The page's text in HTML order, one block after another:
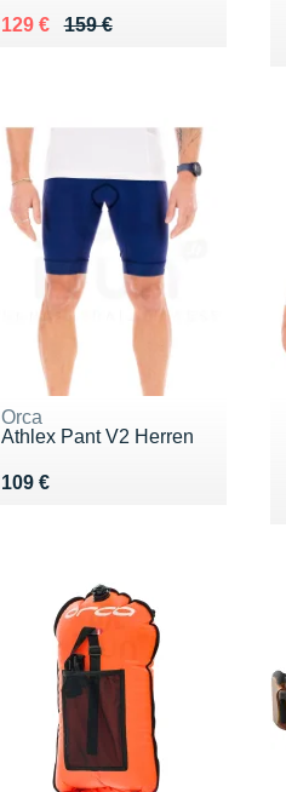
159 €
Au lieu de 159 €
129 €
Vendu 129 €
Orca
Athlex Pant V2 Herren
109 €
Vendu 109 €